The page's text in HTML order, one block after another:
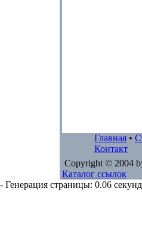
Главная •
Контакт
Copyright © 2004
Каталог ссылок
- Генерация страницы: 0.06